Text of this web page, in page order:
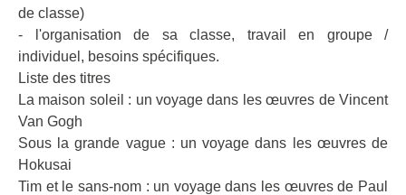
de classe)
- l'organisation de sa classe, travail en groupe /
individuel, besoins spécifiques.
Liste des titres
La maison soleil : un voyage dans les œuvres de Vincent
Van Gogh
Sous la grande vague : un voyage dans les œuvres de
Hokusai
Tim et le sans-nom : un voyage dans les œuvres de Paul